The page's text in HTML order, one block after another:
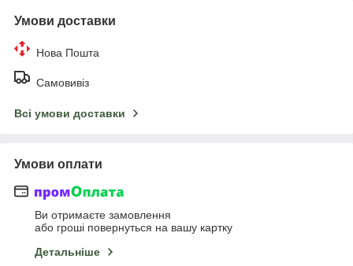
Умови доставки
Нова Пошта
Самовивіз
Всі умови доставки
Умови оплати
Ви отримаєте замовлення
або гроші повернуться на вашу картку
Детальніше